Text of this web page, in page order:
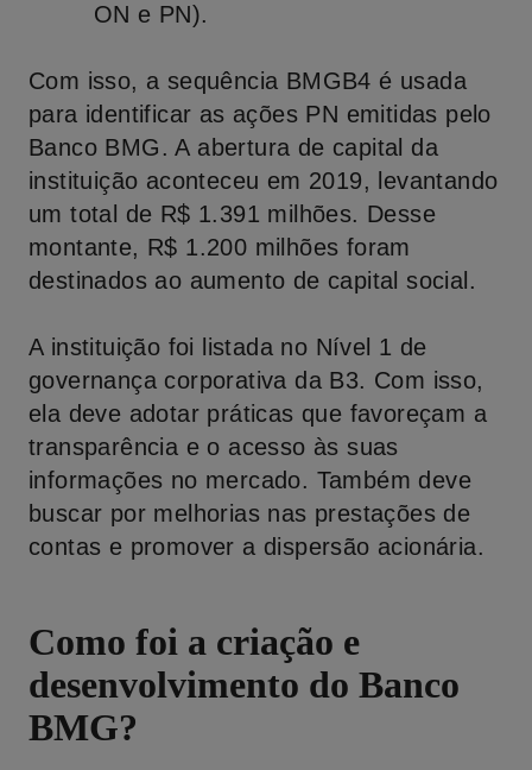
ON e PN).
Com isso, a sequência BMGB4 é usada
para identificar as ações PN emitidas pelo
Banco BMG. A abertura de capital da
instituição aconteceu em 2019, levantando
um total de R$ 1.391 milhões. Desse
montante, R$ 1.200 milhões foram
destinados ao aumento de capital social.
A instituição foi listada no Nível 1 de
governança corporativa da B3. Com isso,
ela deve adotar práticas que favoreçam a
transparência e o acesso às suas
informações no mercado. Também deve
buscar por melhorias nas prestações de
contas e promover a dispersão acionária.
Como foi a criação e
desenvolvimento do Banco
BMG?